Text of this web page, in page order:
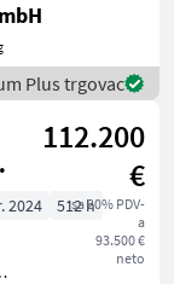
-
Plus trgovac
112.200
€
sa 20% PDV-
a
93.500 €
neto
2024
512 h